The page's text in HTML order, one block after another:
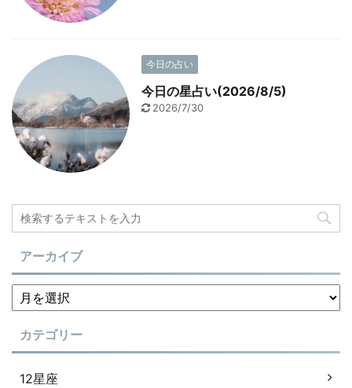
今日の占い
今日の星占い(2026/8/5)
2026/7/30
アーカイブ
カテゴリー
12星座